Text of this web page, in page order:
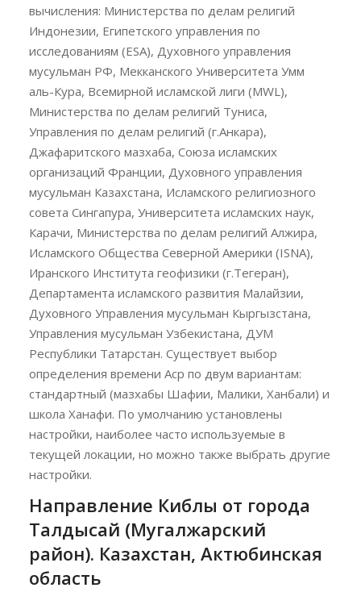
вычисления: Министерства по делам религий
Индонезии, Египетского управления по
исследованиям (ESA), Духовного управления
мусульман РФ, Мекканского Университета Умм
аль-Кура, Всемирной исламской лиги (MWL),
Министерства по делам религий Туниса,
Управления по делам религий (г.Анкара),
Джафаритского мазхаба, Союза исламских
организаций Франции, Духовного управления
мусульман Казахстана, Исламского религиозного
совета Сингапура, Университета исламских наук,
Карачи, Министерства по делам религий Алжира,
Исламского Общества Северной Америки (ISNA),
Иранского Института геофизики (г.Тегеран),
Департамента исламского развития Малайзии,
Духовного Управления мусульман Кыргызстана,
Управления мусульман Узбекистана, ДУМ
Республики Татарстан. Существует выбор
определения времени Аср по двум вариантам:
стандартный (мазхабы Шафии, Малики, Ханбали) и
школа Ханафи. По умолчанию установлены
настройки, наиболее часто используемые в
текущей локации, но можно также выбрать другие
настройки.
Направление Киблы от города
Талдысай (Мугалжарский
район). Казахстан, Актюбинская
область